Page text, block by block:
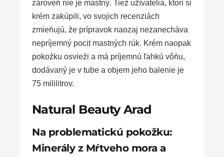
zároveň nie je mastný. Tiež užívatelia, ktorí si
krém zakúpili, vo svojich recenziách
zmieňujú, že prípravok naozaj nezanecháva
nepríjemný pocit mastných rúk. Krém naopak
pokožku osvieži a má príjemnú ľahkú vôňu,
dodávaný je v tube a objem jeho balenie je
75 mililitrov.
Natural Beauty Arad
Na problematickú pokožku:
Minerály z Mŕtveho mora a